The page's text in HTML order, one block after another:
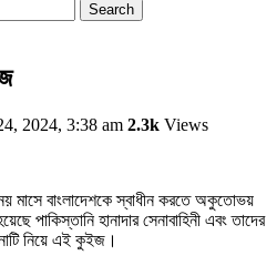
Search
2024, 3:38 am 2.3k Views
মাসে বাংলাদেশকে স্বাধীন করতে অকুতোভয়
পাকিস্তানি হানাদার সেনাবাহিনী এবং তাদের
নিয়ে এই কুইজ।